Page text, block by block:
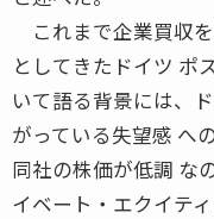
これまで企業買収
としてきたドイツ ポ
いて語る背景には、
がっている失望感 へ
同社の株価が低調 な
イベート・エクイテ